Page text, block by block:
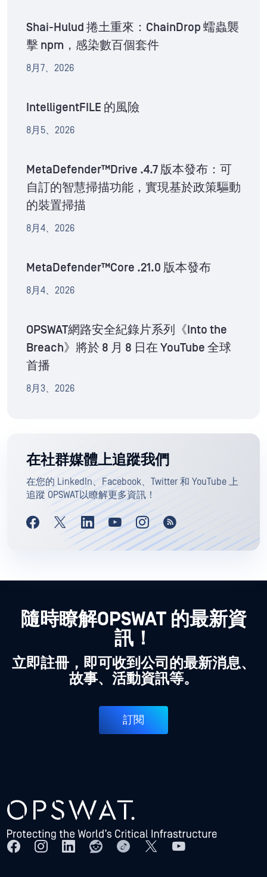
Shai-Hulud 捲土重來：ChainDrop 蠕蟲襲
擊 npm，感染數百個套件
8月7、2026
IntelligentFILE 的風險
8月5、2026
MetaDefender™Drive .4.7 版本發布：可
自訂的智慧掃描功能，實現基於政策驅動
的裝置掃描
8月4、2026
MetaDefender™Core .21.0 版本發布
8月4、2026
OPSWAT網路安全紀錄片系列《Into the
Breach》將於 8 月 8 日在 YouTube 全球
首播
8月3、2026
在社群媒體上追蹤我們
在您的 LinkedIn、Facebook、Twitter 和 YouTube 上
追蹤 OPSWAT以瞭解更多資訊！
隨時瞭解OPSWAT 的最新資
訊！
立即註冊，即可收到公司的最新消息、
故事、活動資訊等。
訂閱